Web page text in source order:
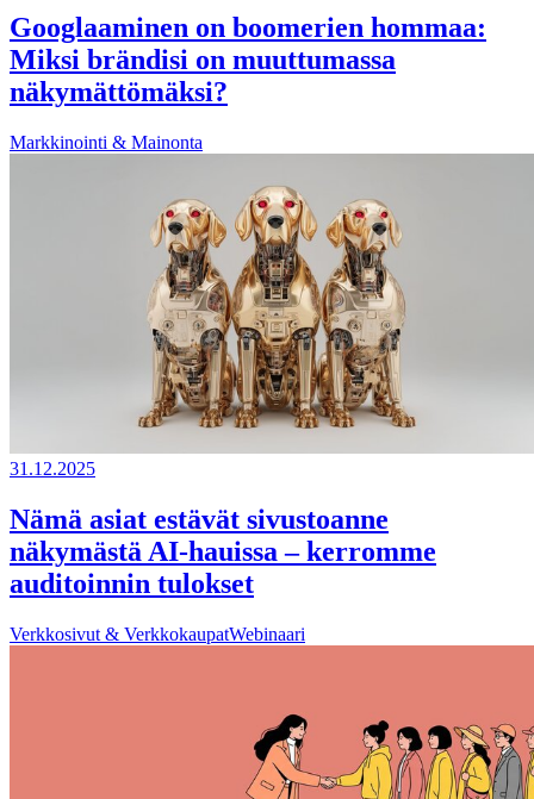
Googlaaminen on boomerien hommaa:
Miksi brändisi on muuttumassa
näkymättömäksi?
Markkinointi & Mainonta
31.12.2025
Nämä asiat estävät sivustoanne
näkymästä AI-hauissa – kerromme
auditoinnin tulokset
Verkkosivut & VerkkokaupatWebinaari